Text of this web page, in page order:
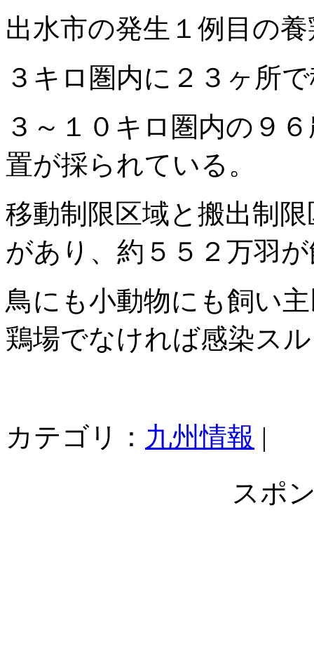
出水市の発生１例目の
３キロ圏内に２３ヶ所
３～１０キロ圏内の９
置が採られている。
移動制限区域と搬出制
があり、約５５２万羽
鳥にも小動物にも飼い
鶏場でなければ感染ス
カテゴリ： 九州情報 |
スポ